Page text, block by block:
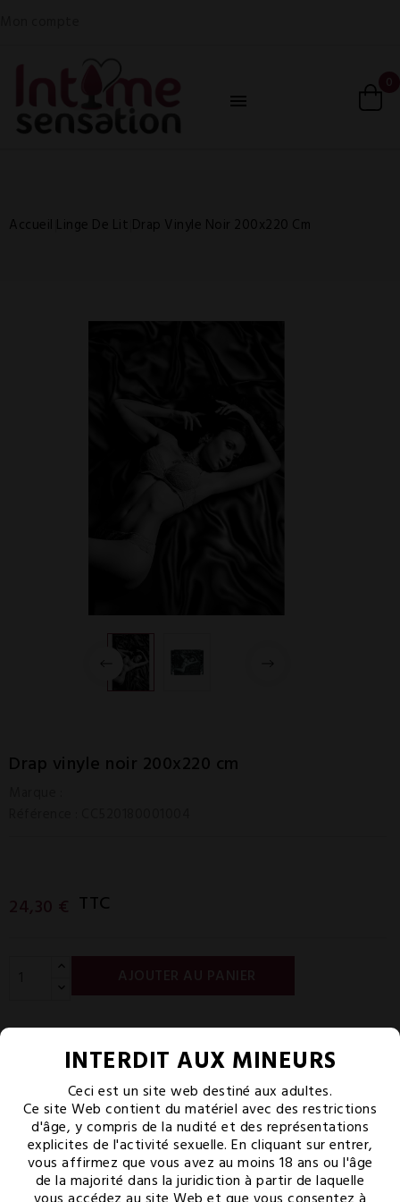
INTERDIT AUX MINEURS
Ceci est un site web destiné aux adultes.
Ce site Web contient du matériel avec des restrictions
d'âge, y compris de la nudité et des représentations
explicites de l'activité sexuelle. En cliquant sur entrer,
vous affirmez que vous avez au moins 18 ans ou l'âge
de la majorité dans la juridiction à partir de laquelle

Accueil Linge De Lit Drap Vinyle Noir 200x220 Cm
Drap vinyle noir 200x220 cm
TTC
Partager Tweet Pinterest
Paiement sécurisé
CB 3D secure
Livraison offerte